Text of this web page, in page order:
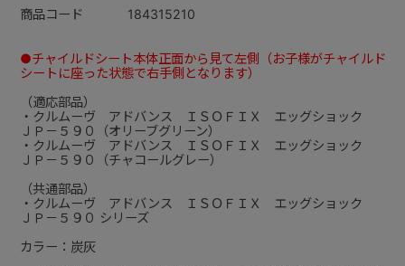
商品コード 184315210
●チャイルドシート本体正面から見て左側（お子様がチャイルド
シートに座った状態で右手側となります）
（適応部品）
・クルムーヴ アドバンス ＩＳＯＦＩＸ エッグショック
ＪＰ－５９０（オリーブグリーン）
・クルムーヴ アドバンス ＩＳＯＦＩＸ エッグショック
ＪＰ－５９０（チャコールグレー）
（共通部品）
・クルムーヴ アドバンス ＩＳＯＦＩＸ エッグショック
ＪＰ－５９０ シリーズ
カラー：炭灰